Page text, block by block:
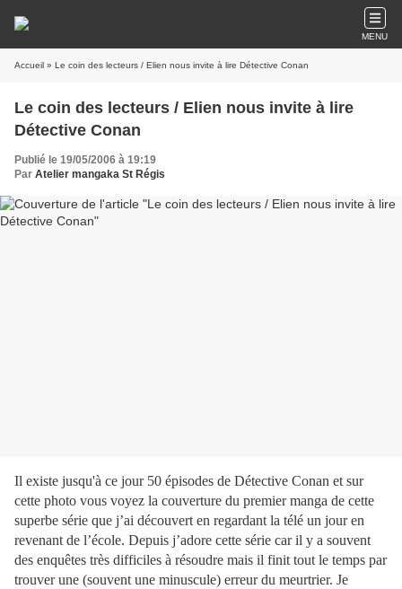
MENU
Accueil » Le coin des lecteurs / Elien nous invite à lire Détective Conan
Le coin des lecteurs / Elien nous invite à lire
Détective Conan
Publié le 19/05/2006 à 19:19
Par Atelier mangaka St Régis
Il existe jusqu'à ce jour 50 épisodes de Détective Conan et sur
cette photo vous voyez la couverture du premier manga de cette
superbe série que j’ai découvert en regardant la télé un jour en
revenant de l’école. Depuis j’adore cette série car il y a souvent
des enquêtes très difficiles à résoudre mais il finit tout le temps par
trouver une (souvent une minuscule) erreur du meurtrier. Je